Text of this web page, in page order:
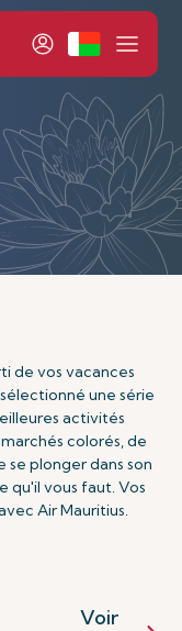
de Vacances
de vos vacances
une série
activités
colorés, de
se plonger dans son
qu'il vous faut. Vos
Air Mauritius.
Voir